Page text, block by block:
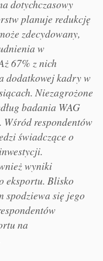
dotychczasowy
planuje redukcję
zdecydowany,
w
67% z nich
dodatkowej kadry w
Niezagrożone
badania WAG
respondentów
świadczące o
wyniki
eksportu. Blisko
spodziewa się jego
na